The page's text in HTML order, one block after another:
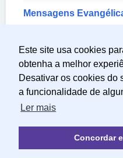
Este site usa cookies
obtenha a melhor
Desativar os cookies do
a funcionalidade de
Ler mais
Concordar
Mensagens
Mensagem de
Mensagem Sobre a
Política de Privacidade